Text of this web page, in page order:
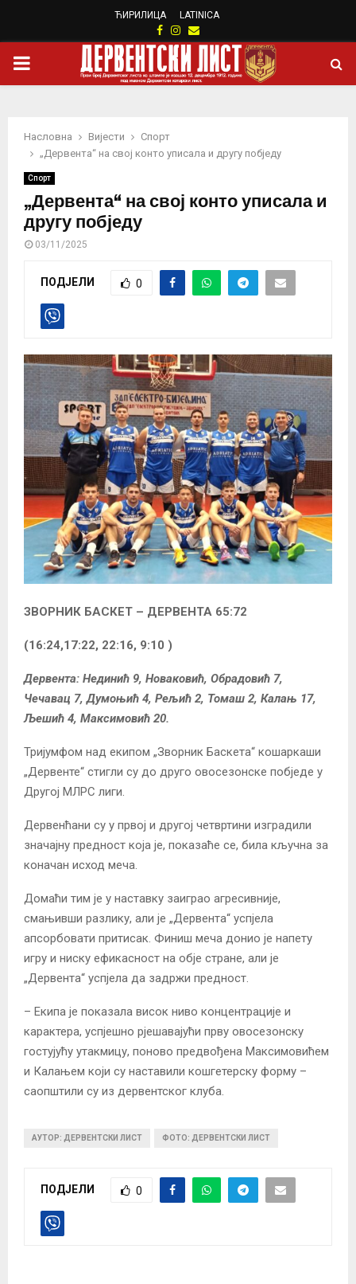
ЋИРИЛИЦА LATINICA
Facebook
Instagram
Email
PRIMARY
Насловна Вијести
Спорт
„Дервента“ на свој конто уписала и другу побједу
Спорт
„Дервента“ на свој конто уписала и
другу побједу
03/11/2025
ПОДЈЕЛИ 0
ЗВОРНИК БАСКЕТ – ДЕРВЕНТА 65:72
(16:24,17:22, 22:16, 9:10 )
Дервента: Нединић 9, Новаковић, Обрадовић 7,
Чечавац 7, Думоњић 4, Рељић 2, Томаш 2, Калањ 17,
Љешић 4, Максимовић 20.
Тријумфом над екипом „Зворник Баскета“ кошаркаши
„Дервенте“ стигли су до друго овосезонске побједе у
Другој МЛРС лиги.
Дервенћани су у првој и другој четвртини изградили
значајну предност која је, показаће се, била кључна за
коначан исход меча.
Домаћи тим је у наставку заиграо агресивније,
смањивши разлику, али је „Дервента“ успјела
апсорбовати притисак. Финиш меча донио је напету
игру и ниску ефикасност на обје стране, али је
„Дервента“ успјела да задржи предност.
– Екипа је показала висок ниво концентрације и
карактера, успјешно рјешавајући прву овосезонску
гостујућу утакмицу, поново предвођена Максимовићем
и Калањем који су наставили кошгетерску форму –
саопштили су из дервентског клуба.
АУТОР: ДЕРВЕНТСКИ ЛИСТ ФОТО: ДЕРВЕНТСКИ ЛИСТ
ПОДЈЕЛИ 0